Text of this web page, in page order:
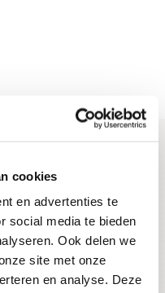
cookies
en advertenties te
social media te bieden
Ook delen we
site met onze
en analyse. Deze
proeverijen en